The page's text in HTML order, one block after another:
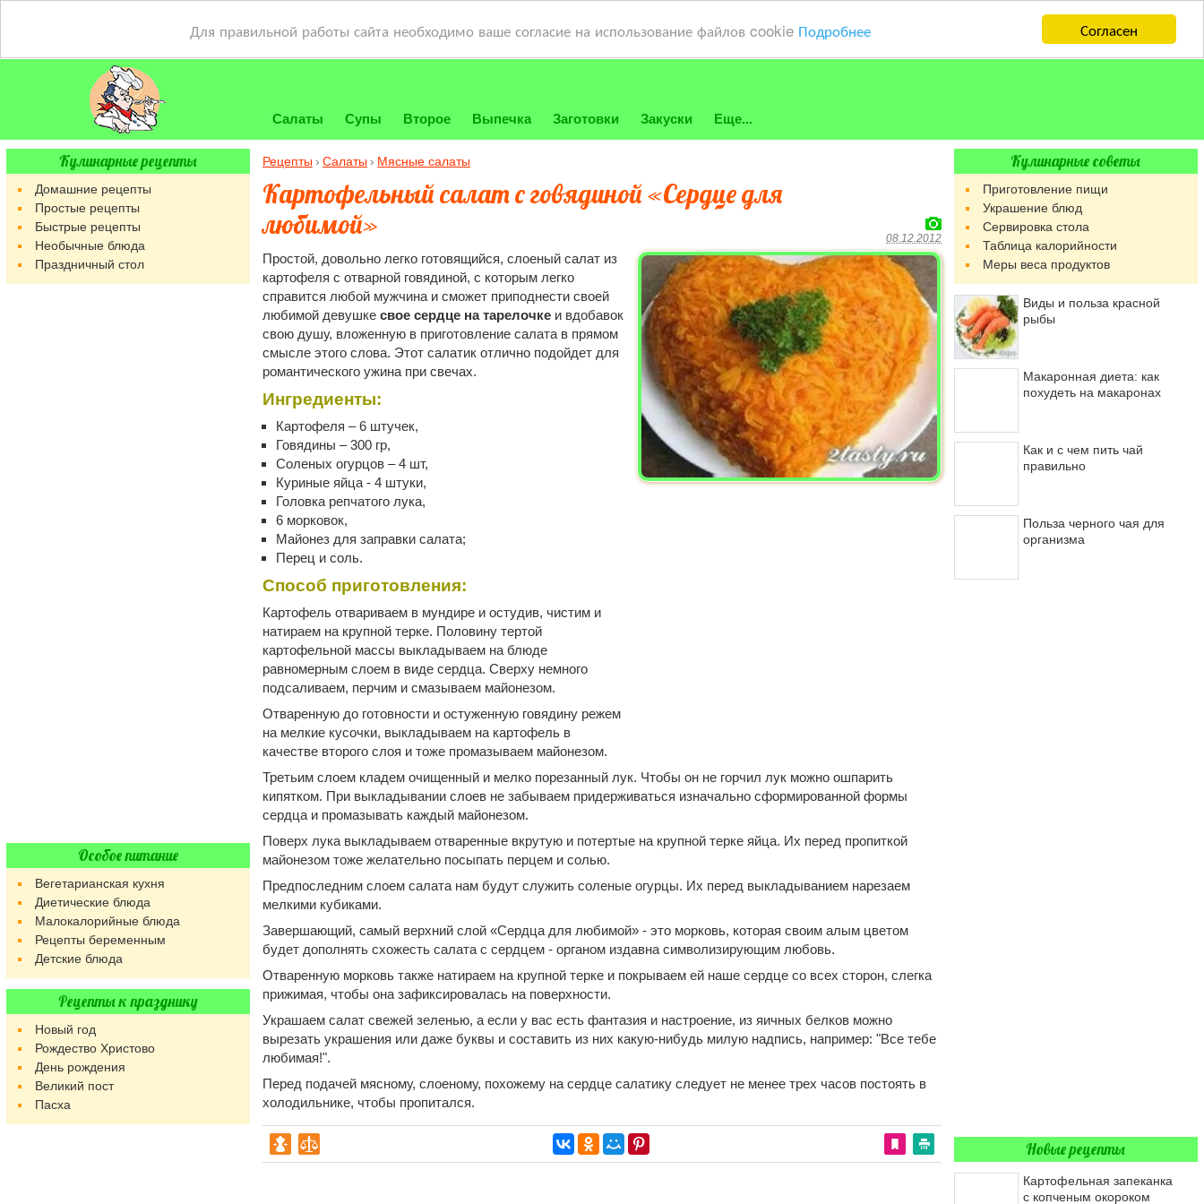
Согласен
Для правильной работы сайта необходимо ваше согласие на использование файлов cookie Подробнее
Салаты Супы Второе Выпечка Заготовки Закуски Еще...
Рецепты Салаты Мясные салаты
Картофельный салат с говядиной «Сердце для
любимой»
08.12.2012
Простой, довольно легко готовящийся, слоеный салат из
картофеля с отварной говядиной, с которым легко
справится любой мужчина и сможет приподнести своей
любимой девушке свое сердце на тарелочкеи вдобавок
свою душу, вложенную в приготовление салата в прямом
смысле этого слова. Этот салатик отлично подойдет для
романтического ужина при свечах.
Ингредиенты:
Картофеля – 6 штучек,
Говядины – 300 гр,
Соленых огурцов – 4 шт,
Куриные яйца - 4 штуки,
Головка репчатого лука,
6 морковок,
Майонез для заправки салата;
Перец и соль.
Способ приготовления:
Картофель отвариваем в мундире и остудив, чистим и
натираем на крупной терке. Половину тертой
картофельной массы выкладываем на блюде
равномерным слоем в виде сердца. Сверху немного
подсаливаем, перчим и смазываем майонезом.
Отваренную до готовности и остуженную говядину режем
на мелкие кусочки, выкладываем на картофель в
качестве второго слоя и тоже промазываем майонезом.
Третьим слоем кладем очищенный и мелко порезанный лук. Чтобы он не горчил лук можно ошпарить
кипятком. При выкладывании слоев не забываем придерживаться изначально сформированной формы
сердца и промазывать каждый майонезом.
Поверх лука выкладываем отваренные вкрутую и потертые на крупной терке яйца. Их перед пропиткой
майонезом тоже желательно посыпать перцем и солью.
Предпоследним слоем салата нам будут служить соленые огурцы. Их перед выкладыванием нарезаем
мелкими кубиками.
Завершающий, самый верхний слой «Сердца для любимой» - это морковь, которая своим алым цветом
будет дополнять схожесть салата с сердцем - органом издавна символизирующим любовь.
Отваренную морковь также натираем на крупной терке и покрываем ей наше сердце со всех сторон, слегка
прижимая, чтобы она зафиксировалась на поверхности.
Украшаем салат свежей зеленью, а если у вас есть фантазия и настроение, из яичных белков можно
вырезать украшения или даже буквы и составить из них какую-нибудь милую надпись, например: "Все тебе
любимая!".
Перед подачей мясному, слоеному, похожему на сердце салатику следует не менее трех часов постоять в
холодильнике, чтобы пропитался.
Кулинарные рецепты
Домашние рецепты
Простые рецепты
Быстрые рецепты
Необычные блюда
Праздничный стол
Особое питание
Вегетарианская кухня
Диетические блюда
Малокалорийные блюда
Рецепты беременным
Детские блюда
Рецепты к празднику
Новый год
Рождество Христово
День рождения
Великий пост
Пасха
Кулинарные советы
Приготовление пищи
Украшение блюд
Сервировка стола
Таблица калорийности
Меры веса продуктов
Виды и польза красной
рыбы
Макаронная диета: как
похудеть на макаронах
Как и с чем пить чай
правильно
Польза черного чая для
организма
Новые рецепты
Картофельная запеканка
с копченым окороком